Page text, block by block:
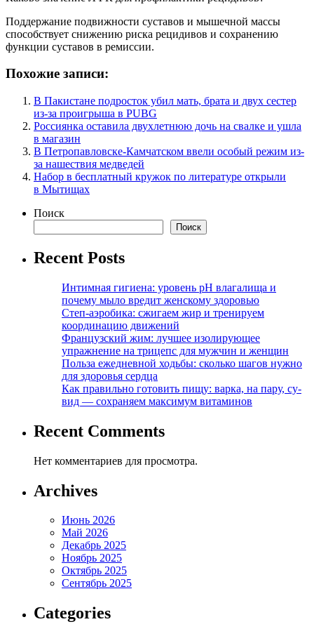
Поддержание подвижности суставов и мышечной массы
способствует снижению риска рецидивов и сохранению
функции суставов в ремиссии.
Похожие записи:
В Пакистане подросток убил мать, брата и двух сестер
из-за проигрыша в PUBG
Россиянка оставила двухлетнюю дочь на свалке и ушла
в магазин
В Петропавловске-Камчатском ввели особый режим из-
за нашествия медведей
Набор в бесплатный кружок по литературе открыли
в Мытищах
Поиск
Поиск
Recent Posts
Интимная гигиена: уровень pH влагалища и
почему мыло вредит женскому здоровью
Степ-аэробика: сжигаем жир и тренируем
координацию движений
Французский жим: лучшее изолирующее
упражнение на трицепс для мужчин и женщин
Польза ежедневной ходьбы: сколько шагов нужно
для здоровья сердца
Как правильно готовить пищу: варка, на пару, су-
вид — сохраняем максимум витаминов
Recent Comments
Нет комментариев для просмотра.
Archives
Июнь 2026
Май 2026
Декабрь 2025
Ноябрь 2025
Октябрь 2025
Сентябрь 2025
Categories